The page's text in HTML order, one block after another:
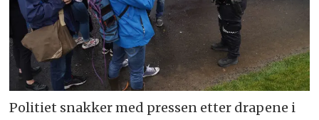
Politiet snakker med pressen etter drapene i